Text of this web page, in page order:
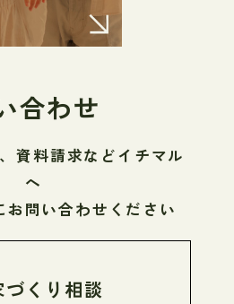
合わせ
資料請求などイチマル
へ
お問い合わせください
づくり相談